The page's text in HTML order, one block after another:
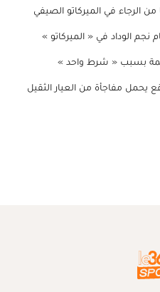
الرجاء في الميركاتو الصيفي
الوداد في « الميركاتو »
بسبب « شرط واحد »
يحمل مفاجأة من العيار الثقيل